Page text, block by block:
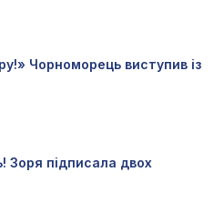
Чорноморець виступив із
Зоря підписала двох